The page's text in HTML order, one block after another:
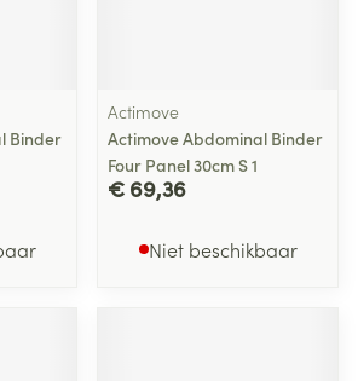
Binder
Actimove
Actimove Abdominal Binder
Four Panel 30cm S 1
€ 69,36
Niet beschikbaar